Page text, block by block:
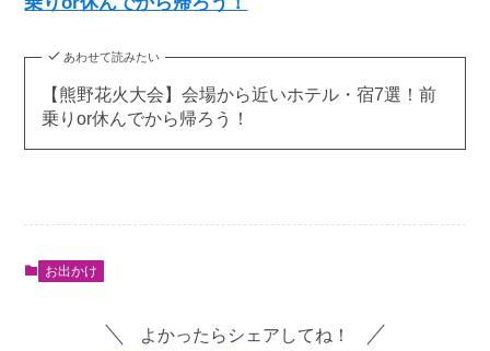
あわせて読みたい
【熊野花火大会】会場から近いホテル・宿7選！前
乗りor休んでから帰ろう！
お出かけ
よかったらシェアしてね！